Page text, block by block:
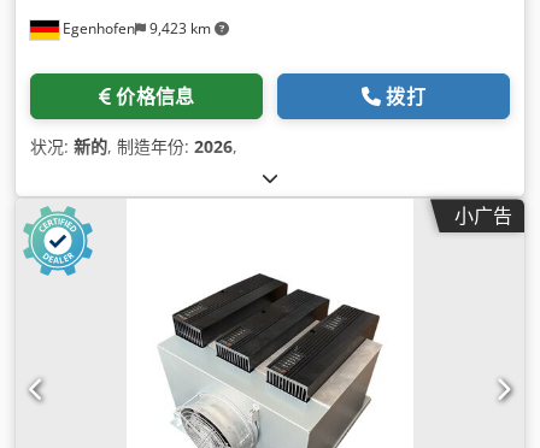
Egenhofen 9,423 km
价格信息 拨打
状况: 新的, 制造年份: 2026,
小广告